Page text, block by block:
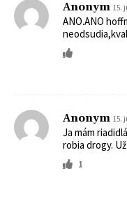
Anonym 15.
ANO.ANO
Anonym 15.
Ja mám
robia drogy.
1